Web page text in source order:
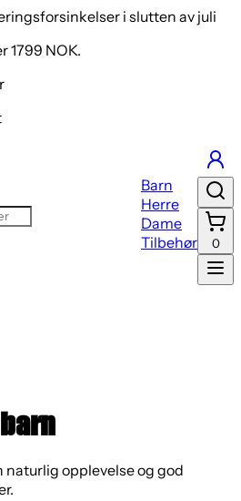
i slutten av juli
1799 NOK.
Barn
Herre
Dame
Tilbehør
0
naturlig opplevelse og god